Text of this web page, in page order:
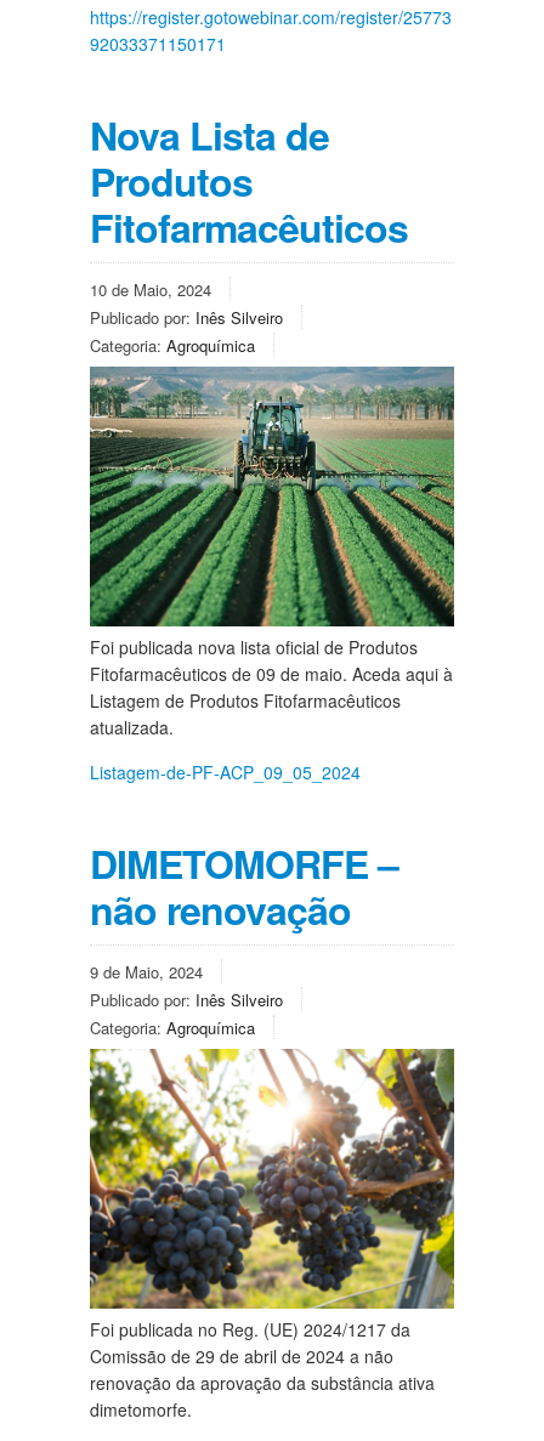
https://register.gotowebinar.com/register/25773
92033371150171
Nova Lista de
Produtos
Fitofarmacêuticos
10 de Maio, 2024
Publicado por: Inês Silveiro
Categoria: Agroquímica
Foi publicada nova lista oficial de Produtos
Fitofarmacêuticos de 09 de maio. Aceda aqui à
Listagem de Produtos Fitofarmacêuticos
atualizada.
Listagem-de-PF-ACP_09_05_2024
DIMETOMORFE –
não renovação
9 de Maio, 2024
Publicado por: Inês Silveiro
Categoria: Agroquímica
Foi publicada no Reg. (UE) 2024/1217 da
Comissão de 29 de abril de 2024 a não
renovação da aprovação da substância ativa
dimetomorfe.